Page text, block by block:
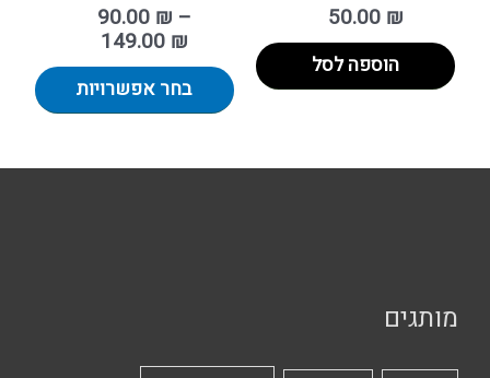
50.00 ₪
הוספה לסל
90.00 ₪ –
149.00 ₪
בחר אפשרויות
מותגים